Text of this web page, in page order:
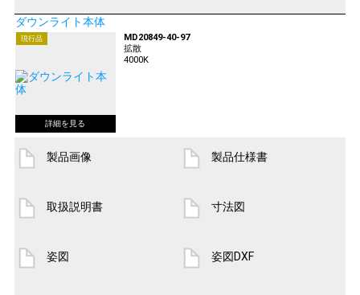
ダウンライト本体
現行品
MD20849-40-97
拡散
4000K
製品画像 製品仕様書
取扱説明書 寸法図
姿図 姿図DXF